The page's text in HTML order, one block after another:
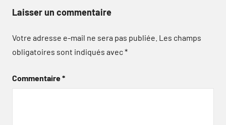
Laisser un commentaire
Votre adresse e-mail ne sera pas publiée. Les champs
obligatoires sont indiqués avec*
Commentaire*